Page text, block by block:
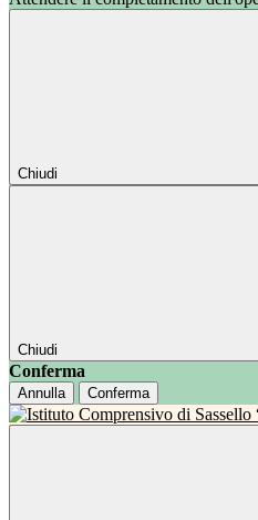
Chiudi
Chiudi
Conferma
Annulla Conferma